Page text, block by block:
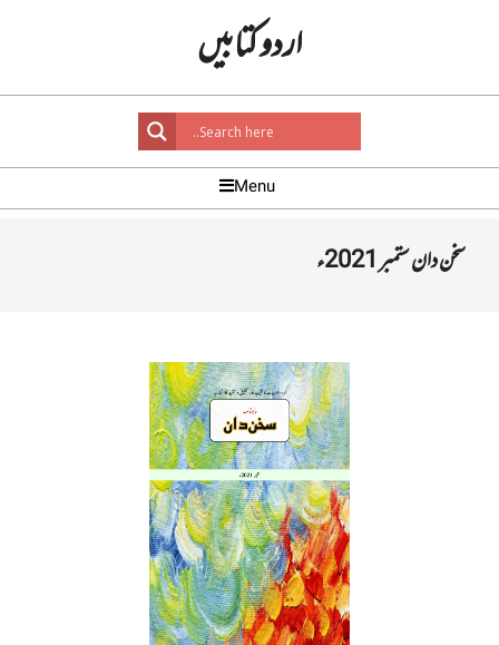
اردو کتابیں
Navigation
Menu
Menu
سخن دان ستمبر 2021ء